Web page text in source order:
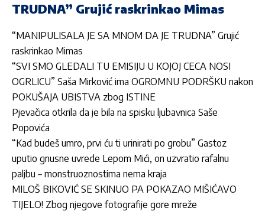
TRUDNA” Grujić raskrinkao Mimas
“MANIPULISALA JE SA MNOM DA JE TRUDNA” Grujić
raskrinkao Mimas
“SVI SMO GLEDALI TU EMISIJU U KOJOJ CECA NOSI
OGRLICU” Saša Mirković ima OGROMNU PODRŠKU nakon
POKUŠAJA UBISTVA zbog ISTINE
Pjevačica otkrila da je bila na spisku ljubavnica Saše
Popovića
“Kad budeš umro, prvi ću ti urinirati po grobu” Gastoz
uputio gnusne uvrede Lepom Mići, on uzvratio rafalnu
paljbu – monstruoznostima nema kraja
MILOŠ BIKOVIĆ SE SKINUO PA POKAZAO MIŠIĆAVO
TIJELO! Zbog njegove fotografije gore mreže